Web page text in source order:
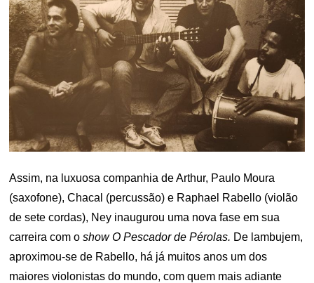
Assim, na luxuosa companhia de Arthur, Paulo Moura
(saxofone), Chacal (percussão) e Raphael Rabello (violão
de sete cordas), Ney inaugurou uma nova fase em sua
carreira com oshowO Pescador de Pérolas. De lambujem,
aproximou-se de Rabello, há já muitos anos um dos
maiores violonistas do mundo, com quem mais adiante